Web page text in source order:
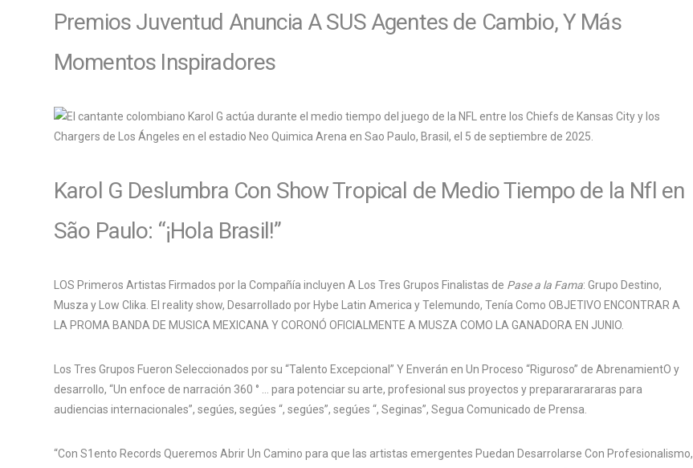
Premios Juventud Anuncia A SUS Agentes de Cambio, Y Más
Momentos Inspiradores
Karol G Deslumbra Con Show Tropical de Medio Tiempo de la Nfl en
São Paulo: “¡Hola Brasil!”
LOS Primeros Artistas Firmados por la Compañía incluyen A Los Tres Grupos Finalistas de Pase a la Fama: Grupo Destino,
Musza y Low Clika. El reality show, Desarrollado por Hybe Latin America y Telemundo, Tenía Como OBJETIVO ENCONTRAR A
LA PROMA BANDA DE MUSICA MEXICANA Y CORONÓ OFICIALMENTE A MUSZA COMO LA GANADORA EN JUNIO.
Los Tres Grupos Fueron Seleccionados por su “Talento Excepcional” Y Enverán en Un Proceso “Riguroso” de AbrenamientO y
desarrollo, “Un enfoce de narración 360 ° … para potenciar su arte, profesional sus proyectos y preparararararas para
audiencias internacionales”, segúes, segúes “, segúes”, segúes “, Seginas”, Segua Comunicado de Prensa.
“Con S1ento Records Queremos Abrir Un Camino para que las artistas emergentes Puedan Desarrolarse Con Profesionalismo,